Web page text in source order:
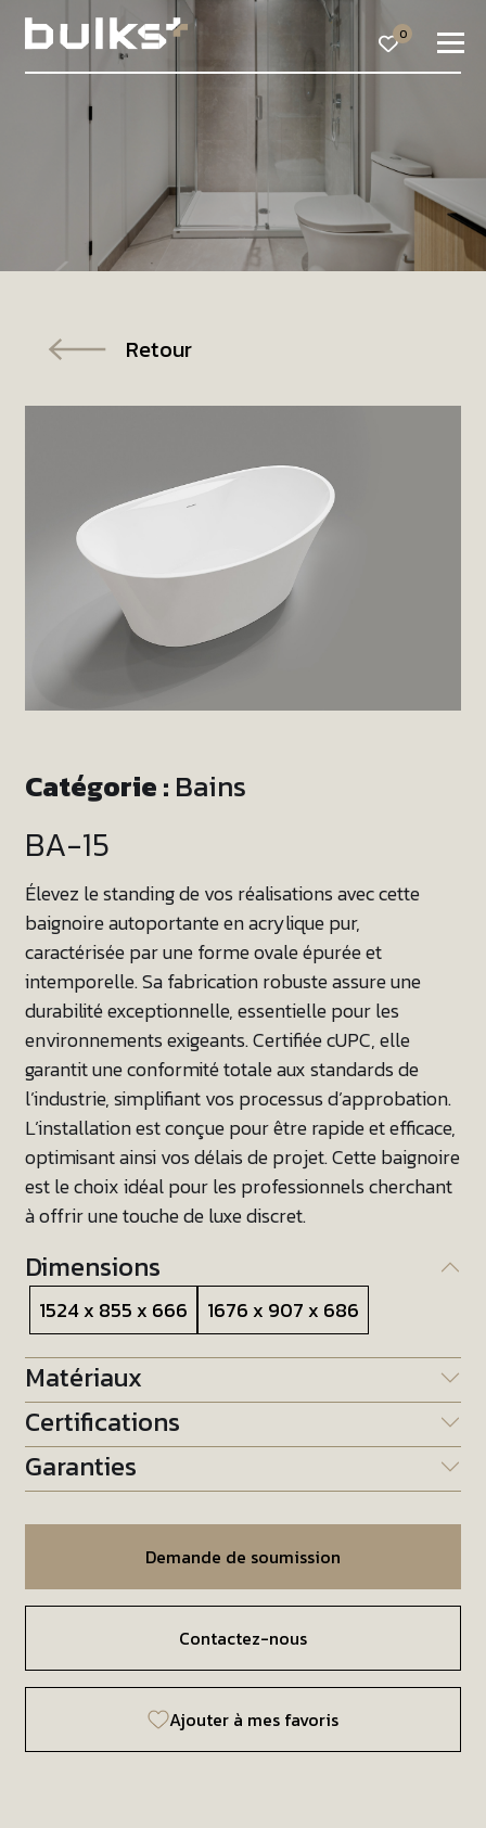
0
Retour
Catégorie : Bains
BA-15
Élevez le standing de vos réalisations avec cette
baignoire autoportante en acrylique pur,
caractérisée par une forme ovale épurée et
intemporelle. Sa fabrication robuste assure une
durabilité exceptionnelle, essentielle pour les
environnements exigeants. Certifiée cUPC, elle
garantit une conformité totale aux standards de
l’industrie, simplifiant vos processus d’approbation.
L’installation est conçue pour être rapide et efficace,
optimisant ainsi vos délais de projet. Cette baignoire
est le choix idéal pour les professionnels cherchant
à offrir une touche de luxe discret.
Dimensions
1524 x 855 x 666 1676 x 907 x 686
Matériaux
Certifications
Garanties
Demande de soumission
Contactez-nous
Ajouter à mes favoris